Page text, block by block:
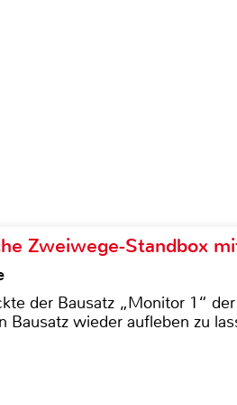
Zweiwege-Standbox
der Bausatz „Monitor 1“
Bausatz wieder aufleben zu